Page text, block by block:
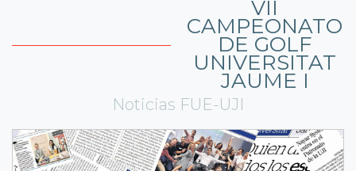
VII
CAMPEONATO
DE GOLF
UNIVERSITAT
JAUME I
Noticias FUE-UJI